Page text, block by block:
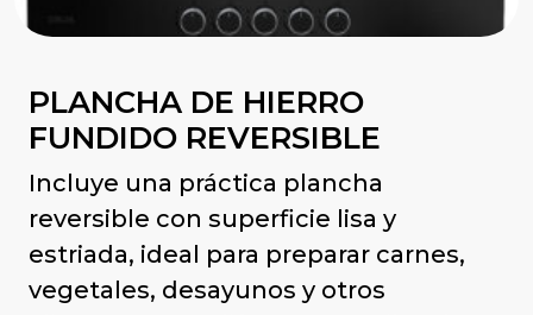
PLANCHA DE HIERRO
FUNDIDO REVERSIBLE
Incluye una práctica plancha
reversible con superficie lisa y
estriada, ideal para preparar carnes,
vegetales, desayunos y otros